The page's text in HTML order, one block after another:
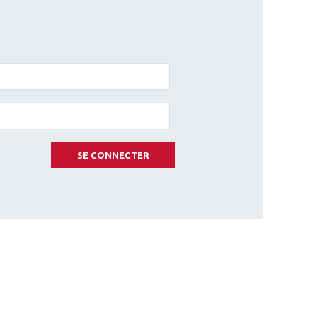
SE CONNECTER